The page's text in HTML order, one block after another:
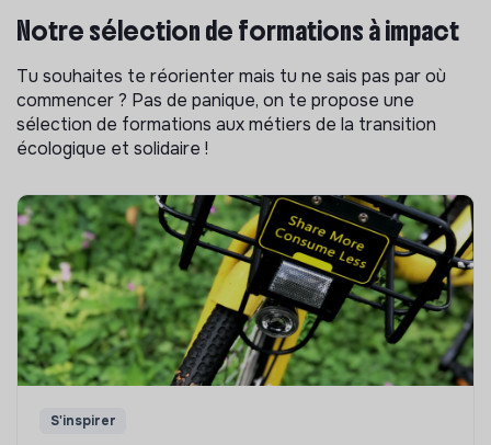
Notre sélection de formations à impact
Tu souhaites te réorienter mais tu ne sais pas par où
commencer ? Pas de panique, on te propose une
sélection de formations aux métiers de la transition
écologique et solidaire !
S'inspirer